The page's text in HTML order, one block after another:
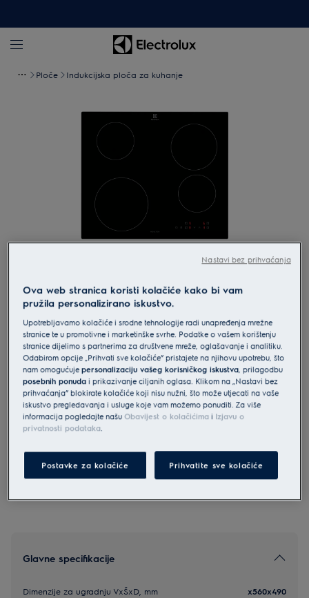
Ploče Indukcijska ploča za kuhanje
LIB60420CK
Electrolux 300 indukcijska ploča 60
cm
4.8 (329)
Informacijski list proizvoda
Sigurnosne upute i sigurnosna upozorenja prema EU
korisničkog priručnika. Za sigurno korištenje proizvoda
pročitajte cijeli korisnički priručnik.
Glavne specifikacije
Dimenzije za ugradnju VxŠxD, mm x560x490
Ova web stranica koristi kolačiće kako bi vam
pružila personalizirano iskustvo.
Upotrebljavamo kolačiće i srodne tehnologije radi unapređenja mrežne
stranice te u promotivne i marketinške svrhe. Podatke o vašem korištenju
stranice dijelimo s partnerima za društvene mreže, oglašavanje i analitiku.
Odabirom opcije „Prihvati sve kolačiće” pristajete na njihovu upotrebu, što
nam omogućujepersonalizaciju vašeg korisničkog iskustva , prilagodbu
posebnih ponuda i prikazivanje ciljanih oglasa. Klikom na „Nastavi bez
prihvaćanja” blokirate kolačiće koji nisu nužni, što može utjecati na vaše
iskustvo pregledavanja i usluge koje vam možemo ponuditi. Za više
informacija pogledajte našuObavijest o kolačićima i Izjavu o
privatnosti podataka
Postavke za kolačiće Prihvatite sve kolačiće
Nastavi bez prihvaćanja